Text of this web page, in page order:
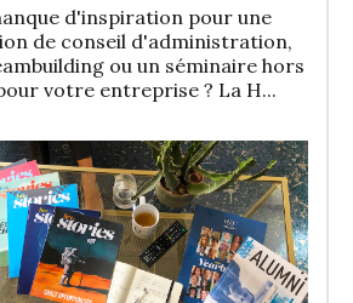
d'inspiration pour une
de conseil d'administration,
ou un séminaire hors
votre entreprise ? La H...